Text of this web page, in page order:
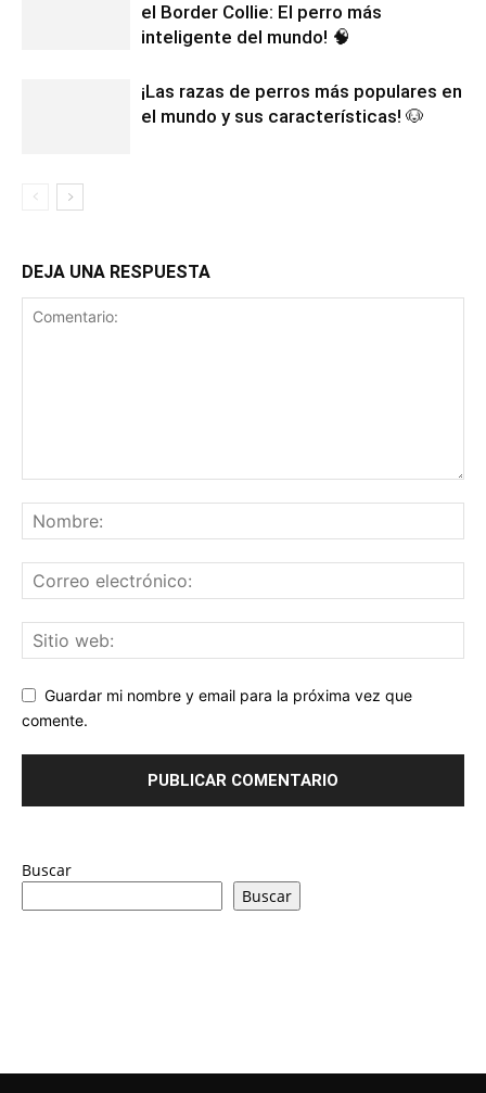
el Border Collie: El perro más
inteligente del mundo! 🧠
¡Las razas de perros más populares en
el mundo y sus características! 🐶
DEJA UNA RESPUESTA
Guardar mi nombre y email para la próxima vez que
comente.
Buscar
Buscar